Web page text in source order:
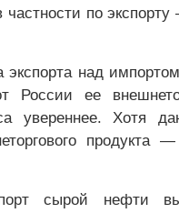
по
экспорта над
России ее
увереннее. Хотя
продукта
сырой нефти